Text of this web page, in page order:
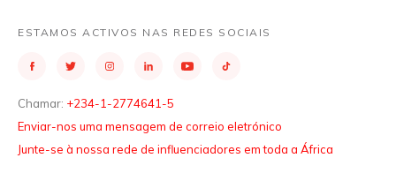
ESTAMOS ACTIVOS NAS REDES SOCIAIS
Chamar: +234-1-2774641-5
Enviar-nos uma mensagem de correio eletrónico
Junte-se à nossa rede de influenciadores em toda a África